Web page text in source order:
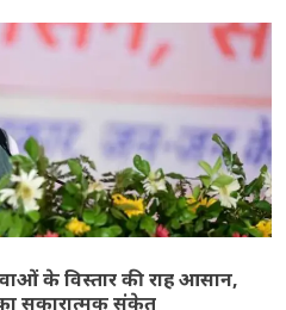
के विस्तार की राह आसान,
का सकारात्मक संकेत